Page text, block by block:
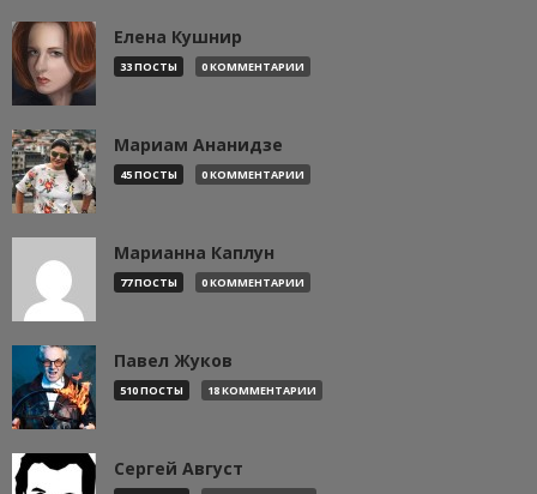
Елена Кушнир
33 ПОСТЫ 0 КОММЕНТАРИИ
Мариам Ананидзе
45 ПОСТЫ 0 КОММЕНТАРИИ
Марианна Каплун
77 ПОСТЫ 0 КОММЕНТАРИИ
Павел Жуков
510 ПОСТЫ 18 КОММЕНТАРИИ
Сергей Август